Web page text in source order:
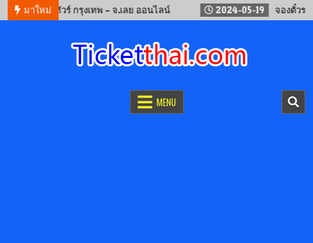
มาใหม่
จองรถทัวร์ กรุงเทพ – จ.เลย ออนไลน์ 2024-05-19 จองตั๋วรถไฟจี
MENU